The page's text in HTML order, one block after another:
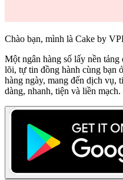
Chào bạn, mình là Cake by
Một ngân hàng số lấy nền
lõi, tự tin đồng hành cùng bạn
hàng ngày, mang đến dịch vụ,
dàng, nhanh, tiện và liền mạch.